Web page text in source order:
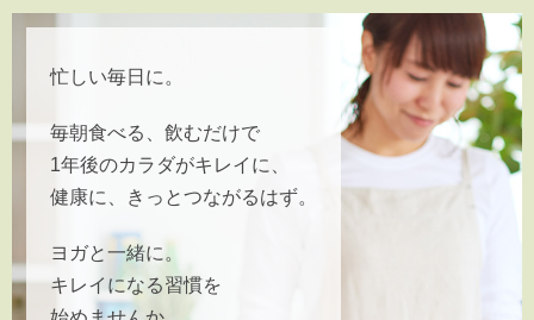
忙しい毎日に。
毎朝食べる、飲むだけで
1年後のカラダがキレイに、
健康に、きっとつながるはず。
ヨガと一緒に。
キレイになる習慣を